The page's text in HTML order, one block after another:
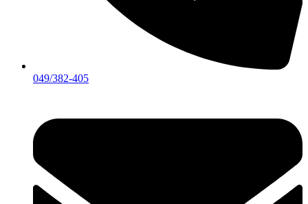
049/382-405